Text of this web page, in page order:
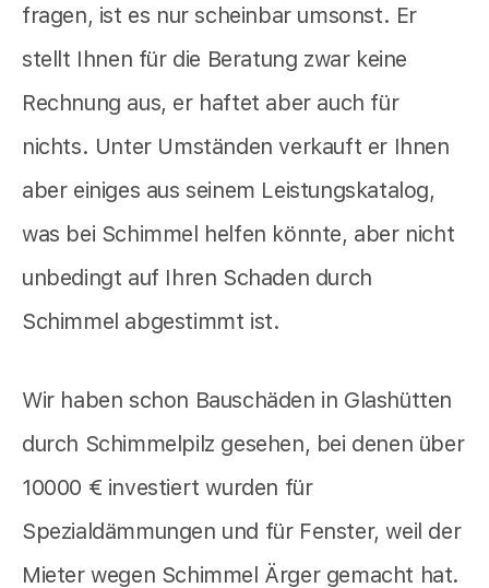
fragen, ist es nur scheinbar umsonst. Er
stellt Ihnen für die Beratung zwar keine
Rechnung aus, er haftet aber auch für
nichts. Unter Umständen verkauft er Ihnen
aber einiges aus seinem Leistungskatalog,
was bei Schimmel helfen könnte, aber nicht
unbedingt auf Ihren Schaden durch
Schimmel abgestimmt ist.
Wir haben schon Bauschäden in Glashütten
durch Schimmelpilz gesehen, bei denen über
10000 € investiert wurden für
Spezialdämmungen und für Fenster, weil der
Mieter wegen Schimmel Ärger gemacht hat.